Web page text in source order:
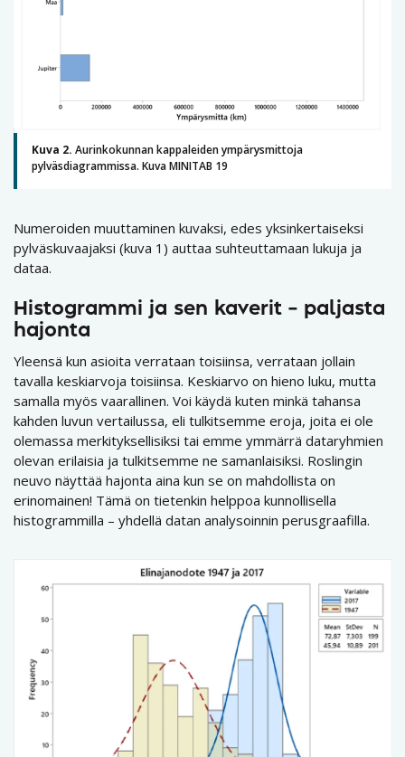
Kuva 2. Aurinkokunnan kappaleiden ympärysmittoja
pylväsdiagrammissa. Kuva MINITAB 19
Numeroiden muuttaminen kuvaksi, edes yksinkertaiseksi
pylväskuvaajaksi (kuva 1) auttaa suhteuttamaan lukuja ja
dataa.
Histogrammi ja sen kaverit – paljasta
hajonta
Yleensä kun asioita verrataan toisiinsa, verrataan jollain
tavalla keskiarvoja toisiinsa. Keskiarvo on hieno luku, mutta
samalla myös vaarallinen. Voi käydä kuten minkä tahansa
kahden luvun vertailussa, eli tulkitsemme eroja, joita ei ole
olemassa merkityksellisiksi tai emme ymmärrä dataryhmien
olevan erilaisia ja tulkitsemme ne samanlaisiksi. Roslingin
neuvo näyttää hajonta aina kun se on mahdollista on
erinomainen! Tämä on tietenkin helppoa kunnollisella
histogrammilla – yhdellä datan analysoinnin perusgraafilla.